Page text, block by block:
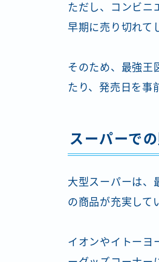
ただし、コンビニ
早期に売り切れて
そのため、最強王
たり、発売日を事
スーパーで
大型スーパーは、
の商品が充実して
イオンやイトーヨ